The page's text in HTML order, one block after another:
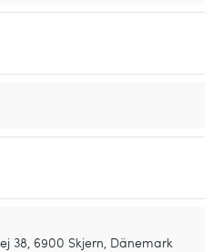
38, 6900 Skjern, Dänemark